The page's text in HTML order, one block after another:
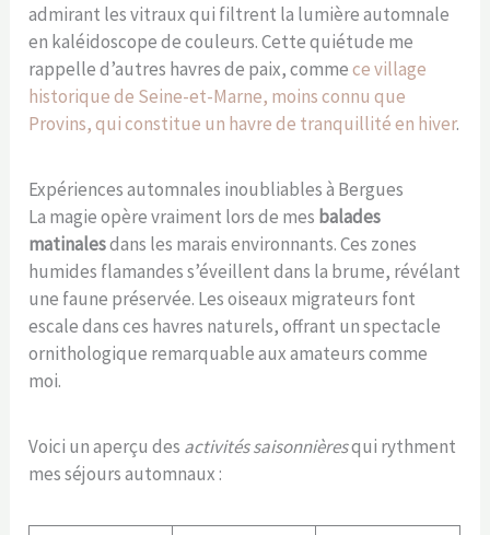
admirant les vitraux qui filtrent la lumière automnale
en kaléidoscope de couleurs. Cette quiétude me
rappelle d’autres havres de paix, commece village
historique de Seine-et-Marne, moins connu que
Provins, qui constitue un havre de tranquillité en hiver.
Expériences automnales inoubliables à Bergues
La magie opère vraiment lors de mes balades
matinalesdans les marais environnants. Ces zones
humides flamandes s’éveillent dans la brume, révélant
une faune préservée. Les oiseaux migrateurs font
escale dans ces havres naturels, offrant un spectacle
ornithologique remarquable aux amateurs comme
moi.
Voici un aperçu des activités saisonnièresqui rythment
mes séjours automnaux :